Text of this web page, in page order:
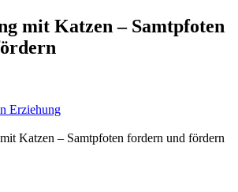
mit Katzen – Samtpfoten
Erziehung
Katzen – Samtpfoten fordern und fördern